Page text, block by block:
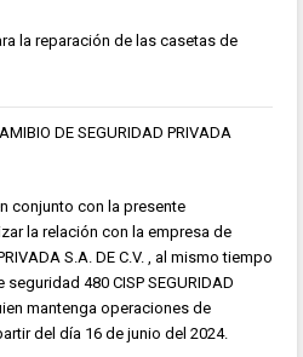
la reparación de las casetas de
DE SEGURIDAD PRIVADA
conjunto con la presente
la relación con la empresa de
S.A. DE C.V. , al mismo tiempo
480 CISP SEGURIDAD
mantenga operaciones de
del día 16 de junio del 2024.